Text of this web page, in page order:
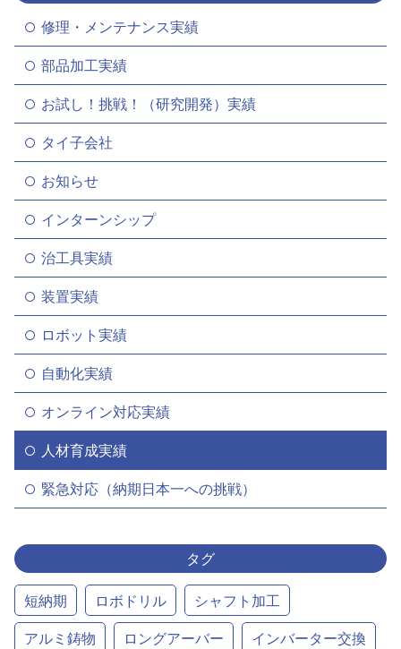
修理・メンテナンス実績
部品加工実績
お試し！挑戦！（研究開発）実績
タイ子会社
お知らせ
インターンシップ
治工具実績
装置実績
ロボット実績
自動化実績
オンライン対応実績
人材育成実績
緊急対応（納期日本一への挑戦）
タグ
短納期 ロボドリル
シャフト加工
アルミ鋳物
ロングアーバー
インバーター交換